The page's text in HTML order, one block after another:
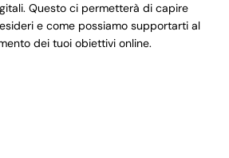
Questo ci permetterà di capire
e come possiamo supportarti al
dei tuoi obiettivi online.